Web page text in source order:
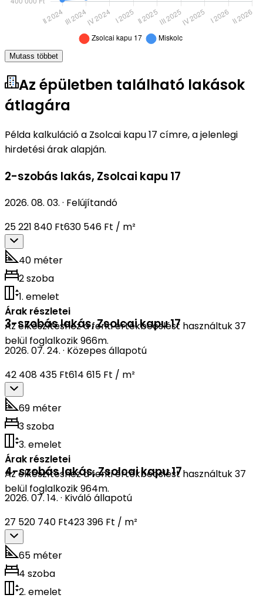
Mutass többet
Az épületben található lakások
átlagára
Példa kalkuláció a Zsolcai kapu 17 címre, a jelenlegi
hirdetési árak alapján.
2-szobás lakás, Zsolcai kapu 17
2026. 08. 03. · Felújítandó
25 221 840 Ft630 546 Ft / m²
40 méter
2 szoba
1. emelet
Árak részletei
Az elkészítéshez a fenti értékbecslést használtuk 37
belül foglalkozik 966m.
3-szobás lakás,Zsolcai kapu 17
2026. 07. 24. · Közepes állapotú
42 408 435 Ft614 615 Ft / m²
69 méter
3 szoba
3. emelet
Árak részletei
Az elkészítéshez a fenti értékbecslést használtuk 37
belül foglalkozik 964m.
4-szobás lakás,Zsolcai kapu 17
2026. 07. 14. · Kiváló állapotú
27 520 740 Ft423 396 Ft / m²
65 méter
4 szoba
2. emelet